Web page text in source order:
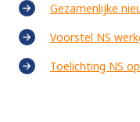
Gezamenlijke
Voorstel NS
Toelichting NS